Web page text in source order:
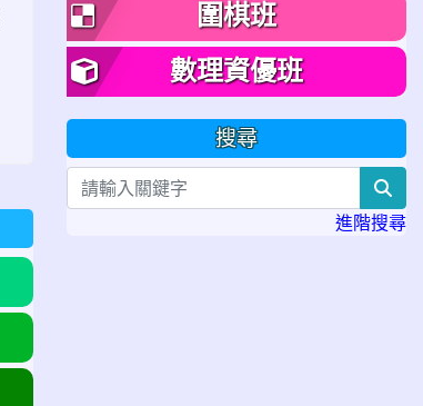
圍棋班
數理資優班
搜尋
進階搜尋